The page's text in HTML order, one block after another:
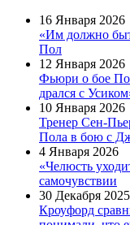
16 Января 2026
«Им должно
Пол
12 Января 2026
Фьюри о бое
дрался с
10 Января 2026
Тренер Сен-
Пола в бою с
4 Января 2026
«Челюсть
самочувствии
30 Декабря 2025
Кроуфорд